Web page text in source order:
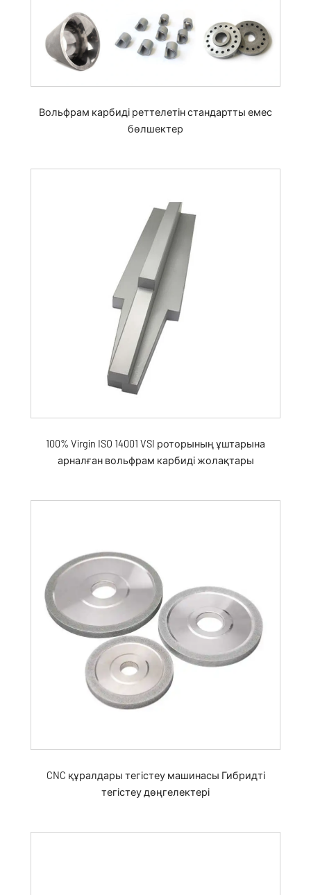
Вольфрам карбиді реттелетін стандартты емес
бөлшектер
100% Virgin ISO 14001 VSI роторының ұштарына
арналған вольфрам карбиді жолақтары
CNC құралдары тегістеу машинасы Гибридті
тегістеу дөңгелектері